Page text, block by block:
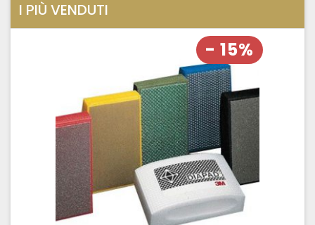
I PIÙ VENDUTI
- 15%